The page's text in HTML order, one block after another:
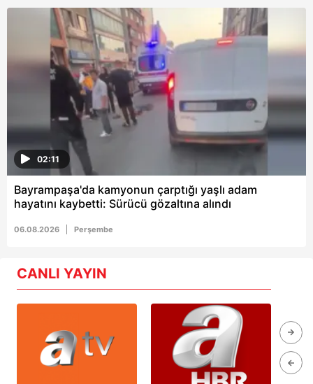
02:11
Bayrampaşa'da kamyonun çarptığı yaşlı adam
hayatını kaybetti: Sürücü gözaltına alındı
06.08.2026 Perşembe
CANLI YAYIN